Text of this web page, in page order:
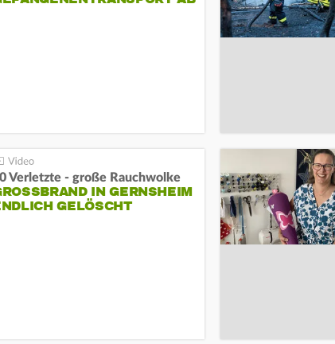
Verletzte - große Rauchwolke
IN GERNSHEIM E
GELÖSCHT